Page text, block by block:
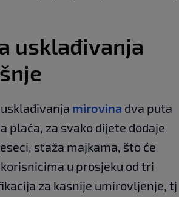
usklađivanja
mirovina dva puta
plaća, za svako dijete dodaje
staža majkama, što će
u prosjeku od tri
za kasnije umirovljenje, tj